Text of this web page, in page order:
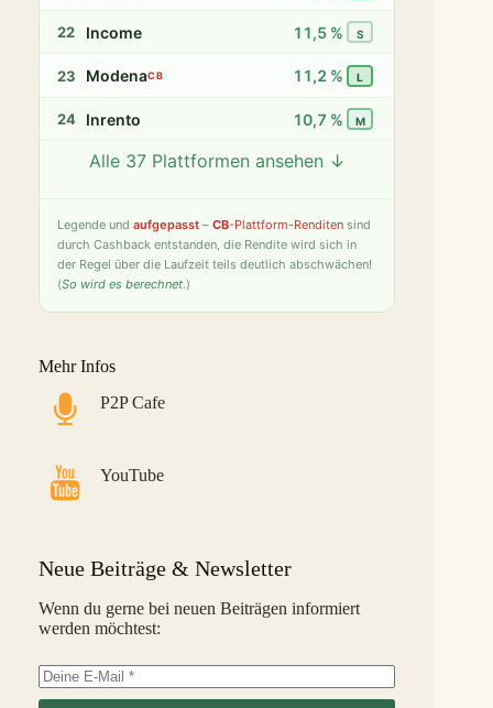
22 Income 11,5 % S
23 ModenaCB 11,2 % L
24 Inrento 10,7 % M
Twino 9,8 %
27 PeerBerry 9,2 %
28
31
32 Savy
InSoil 2,6 % S
37 Linked Finance -6,3 % S
Alle 37 Plattformen ansehen ↓
Legende und aufgepasst – CB-Plattform-Renditen sind
durch Cashback entstanden, die Rendite wird sich in
der Regel über die Laufzeit teils deutlich abschwächen!
(So wird es berechnet.)
Mehr Infos
P2P Cafe
YouTube
Neue Beiträge & Newsletter
Wenn du gerne bei neuen Beiträgen informiert
werden möchtest: